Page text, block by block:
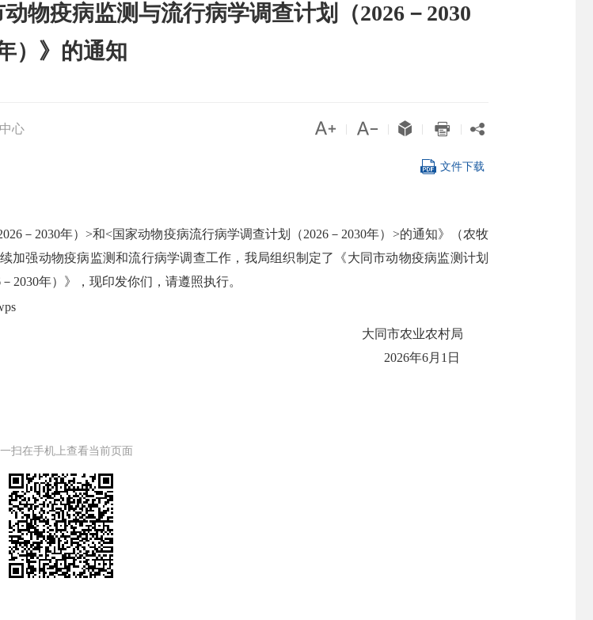
物疫病监测与流行病学调查计划（2026－2030
）》的通知
心     
 文件下载
－2030年）>和<国家动物疫病流行病学调查计划（2026－2030年）>的通知》（农牧
加强动物疫病监测和流行病学调查工作，我局组织制定了《大同市动物疫病监测计划
2030年）》，现印发你们，请遵照执行。
大同市农业农村局
2026年6月1日
扫在手机上查看当前页面